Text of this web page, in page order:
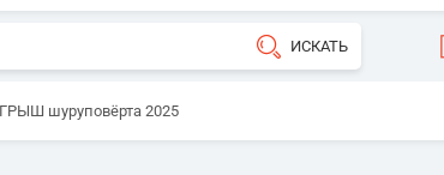
шуруповёрта 2025